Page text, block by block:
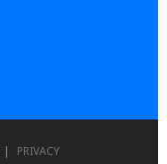
PRIVACY